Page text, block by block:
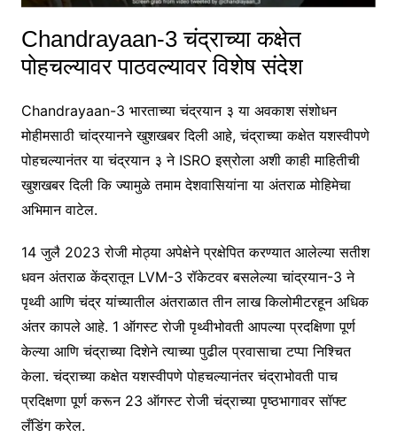
Chandrayaan-3 चंद्राच्या कक्षेत
पोहचल्यावर पाठवल्यावर विशेष संदेश
Chandrayaan-3 भारताच्या चंद्रयान ३ या अवकाश संशोधन
मोहीमसाठी चांद्रयानने खुशखबर दिली आहे, चंद्राच्या कक्षेत यशस्वीपणे
पोहचल्यानंतर या चंद्रयान ३ ने ISRO इस्रोला अशी काही माहितीची
खुशखबर दिली कि ज्यामुळे तमाम देशवासियांना या अंतराळ मोहिमेचा
अभिमान वाटेल.
14 जुलै 2023 रोजी मोठ्या अपेक्षेने प्रक्षेपित करण्यात आलेल्या सतीश
धवन अंतराळ केंद्रातून LVM-3 रॉकेटवर बसलेल्या चांद्रयान-3 ने
पृथ्वी आणि चंद्र यांच्यातील अंतराळात तीन लाख किलोमीटरहून अधिक
अंतर कापले आहे. 1 ऑगस्ट रोजी पृथ्वीभोवती आपल्या प्रदक्षिणा पूर्ण
केल्या आणि चंद्राच्या दिशेने त्याच्या पुढील प्रवासाचा टप्पा निश्चित
केला. चंद्राच्या कक्षेत यशस्वीपणे पोहचल्यानंतर चंद्राभोवती पाच
प्रदिक्षणा पूर्ण करून 23 ऑगस्ट रोजी चंद्राच्या पृष्ठभागावर सॉफ्ट
लँडिंग करेल.